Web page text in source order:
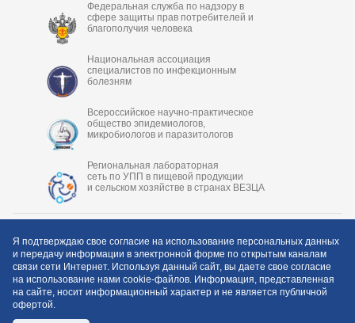
Целевое обучение-2024
Федеральная служба по надзору в
сфере защиты прав потребителей и
благополучия человека
Национальная ассоциация
специалистов по инфекционным
болезням
Всероссийское научно-практическое
общество эпидемиологов,
микробиологов и паразитологов
Региональная лабораторная
сеть по УПП в пищевой продукции
и сельском хозяйстве в странах ВЕЗЦА
Copyright © 2006-2026 ФБУН «Центральный НИИ
Я подтверждаю свое согласие на использование персональных данных
и передачу информации в электронной форме по открытым каналам
связи сети Интернет. Используя данный сайт, вы даете свое согласие
на использование нами cookie-файлов. Информация, представленная
на сайте, носит информационный характер и не является публичной
офертой.